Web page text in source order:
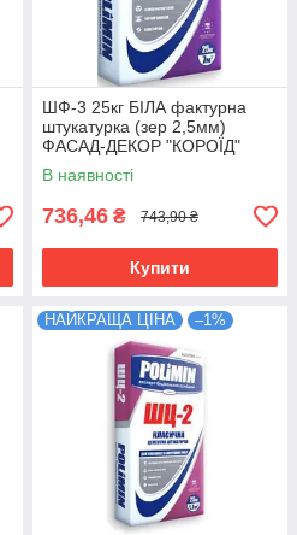
ШФ-3 25кг БІЛА фактурна
штукатурка (зер 2,5мм)
ФАСАД-ДЕКОР "КОРОЇД"
POLIMIN (54шт./піддон)
В наявності
736,46 ₴ 743,90 ₴
Купити
НАЙКРАЩА ЦІНА –1%